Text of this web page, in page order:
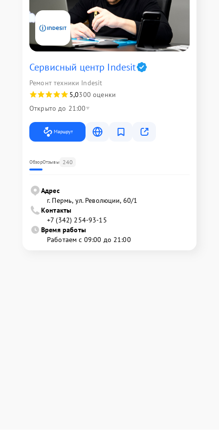
Сервисный центр Indesit
Ремонт техники Indesit
5,0300 оценки
Открыто до 21:00
Маршрут
ОбзорОтзывы 240
Адрес
г. Пермь, ул. ​Революции, 60/1
Контакты
+7 (342) 254-93-15
Время работы
Работаем с 09:00 до 21:00